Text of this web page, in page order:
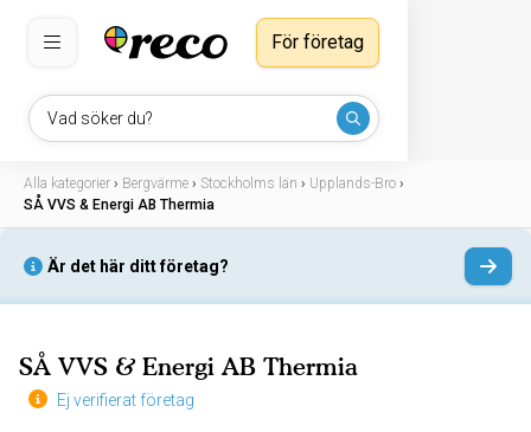
Vad söker du?
För företag
Alla kategorier › Bergvärme › Stockholms län › Upplands-Bro ›
SÅ VVS & Energi AB Thermia
Är det här ditt företag?
SÅ VVS & Energi AB Thermia
Ej verifierat företag